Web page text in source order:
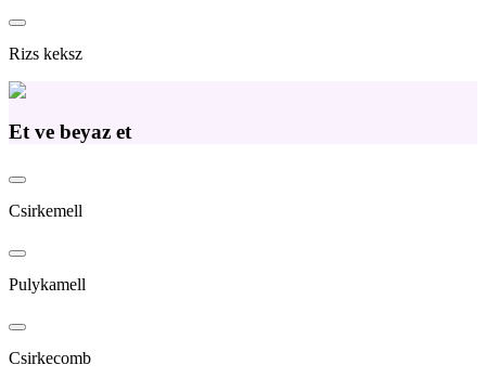
Rizs keksz
Et ve beyaz et
Csirkemell
Pulykamell
Csirkecomb